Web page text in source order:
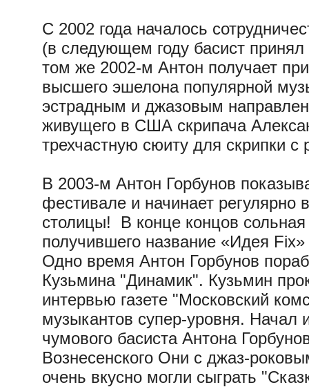
С 2002 года началось
(в следующем году басист принял
том же 2002-м Антон получает
высшего эшелона популярной
эстрадным и джазовым
живущего в США скрипача
трехчастную сюиту для скрипки с
В 2003-м Антон Горбунов
фестивале и начинает регулярно
столицы! В конце концов
получившего название «Идея Fix»
Одно время Антон Горбунов
Кузьмина "Динамик". Кузьмин
интервью газете "Московский
музыкантов супер-уровня. Начал
чумового басиста Антона
Вознесенского Они с джаз-
очень вкусно могли сыграть